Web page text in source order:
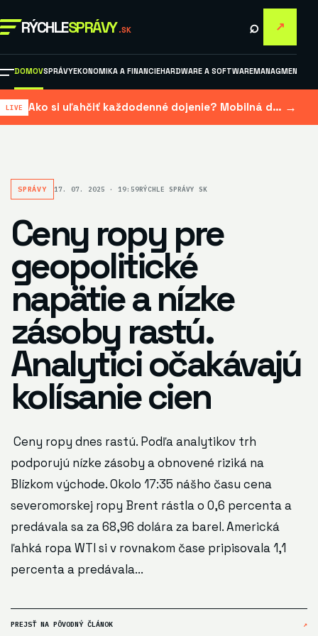
RÝCHLESPRÁVY .SK ⌕ ↗
DOMOVSPRÁVYEKONOMIKA A FINANCIEHARDWARE A SOFTWAREMANAGMENT A
Ako si uľahčiť každodenné dojenie? Mobilná dojačka šetrí čas aj námahu →
SPRÁVY 17. 07. 2025 · 19:59RÝCHLE SPRÁVY SK
Ceny ropy pre
geopolitické
napätie a nízke
zásoby rastú.
Analytici očakávajú
kolísanie cien
Ceny ropy dnes rastú. Podľa analytikov trh
podporujú nízke zásoby a obnovené riziká na
Blízkom východe. Okolo 17:35 nášho času cena
severomorskej ropy Brent rástla o 0,6 percenta a
predávala sa za 68,96 dolára za barel. Americká
ľahká ropa WTI si v rovnakom čase pripisovala 1,1
percenta a predávala...
PREJSŤ NA PÔVODNÝ ČLÁNOK ↗